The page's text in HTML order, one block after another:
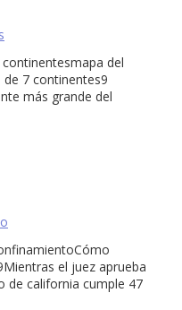
del
7 continentes9
más grande del
el juez aprueba
de california cumple 47